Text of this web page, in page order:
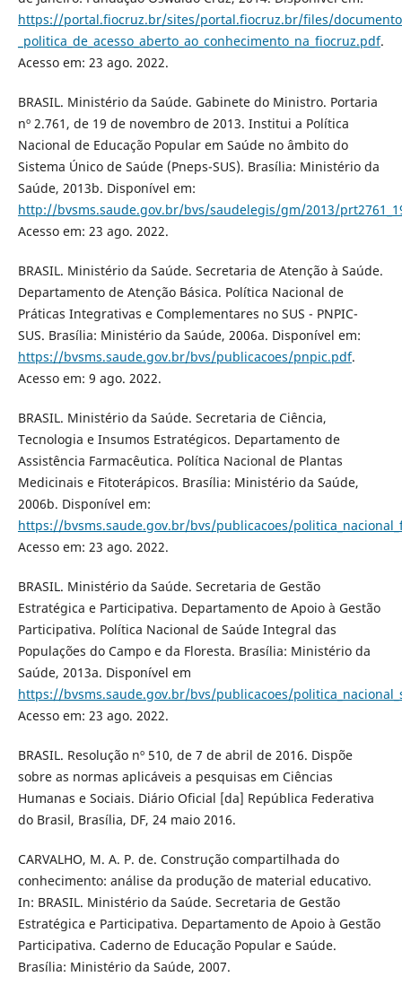
https://portal.fiocruz.br/sites/portal.fiocruz.br/files/
_politica_de_acesso_aberto_ao_conhecimento_na_fiocruz.pdf.
Acesso em: 23 ago. 2022.
BRASIL. Ministério da Saúde. Gabinete do Ministro. Portaria
nº 2.761, de 19 de novembro de 2013. Institui a Política
Nacional de Educação Popular em Saúde no âmbito do
Sistema Único de Saúde (Pneps-SUS). Brasília: Ministério da
Saúde, 2013b. Disponível em:
http://bvsms.saude.gov.br/bvs/saudelegis/gm/2013/
Acesso em: 23 ago. 2022.
BRASIL. Ministério da Saúde. Secretaria de Atenção à Saúde.
Departamento de Atenção Básica. Política Nacional de
Práticas Integrativas e Complementares no SUS - PNPIC-
SUS. Brasília: Ministério da Saúde, 2006a. Disponível em:
https://bvsms.saude.gov.br/bvs/publicacoes/pnpic.pdf.
Acesso em: 9 ago. 2022.
BRASIL. Ministério da Saúde. Secretaria de Ciência,
Tecnologia e Insumos Estratégicos. Departamento de
Assistência Farmacêutica. Política Nacional de Plantas
Medicinais e Fitoterápicos. Brasília: Ministério da Saúde,
2006b. Disponível em:
https://bvsms.saude.gov.br/bvs/publicacoes/
Acesso em: 23 ago. 2022.
BRASIL. Ministério da Saúde. Secretaria de Gestão
Estratégica e Participativa. Departamento de Apoio à Gestão
Participativa. Política Nacional de Saúde Integral das
Populações do Campo e da Floresta. Brasília: Ministério da
Saúde, 2013a. Disponível em
https://bvsms.saude.gov.br/bvs/publicacoes/
Acesso em: 23 ago. 2022.
BRASIL. Resolução nº 510, de 7 de abril de 2016. Dispõe
sobre as normas aplicáveis a pesquisas em Ciências
Humanas e Sociais. Diário Oficial [da] República Federativa
do Brasil, Brasília, DF, 24 maio 2016.
CARVALHO, M. A. P. de. Construção compartilhada do
conhecimento: análise da produção de material educativo.
In: BRASIL. Ministério da Saúde. Secretaria de Gestão
Estratégica e Participativa. Departamento de Apoio à Gestão
Participativa. Caderno de Educação Popular e Saúde.
Brasília: Ministério da Saúde, 2007.